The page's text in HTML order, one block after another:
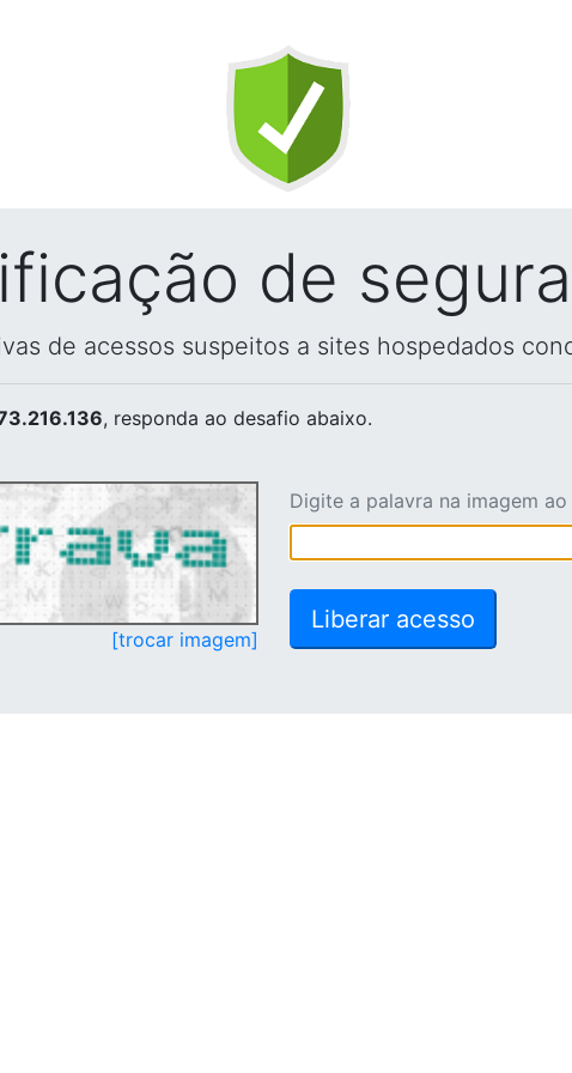
de
de acessos suspeitos a sites hospedados
, responda ao desafio abaixo.
[trocar imagem]
Digite a palavra na imagem